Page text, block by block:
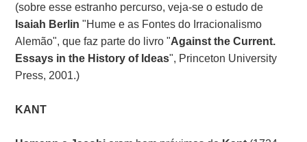
(sobre esse estranho percurso, veja-se o estudo de
Isaiah Berlin "Hume e as Fontes do Irracionalismo
Alemão", que faz parte do livro "Against the Current.
Essays in the History of Ideas", Princeton University
Press, 2001.)
KANT